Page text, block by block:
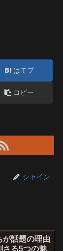
はてブ
コピー
シャイン
が話題の理由
さる5つの魅